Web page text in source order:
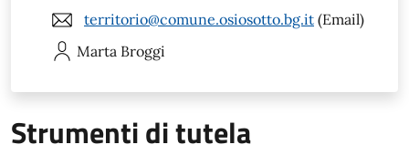
territorio@comune.osiosotto.bg.it (Email)
Marta Broggi
Strumenti di tutela